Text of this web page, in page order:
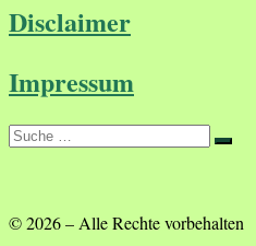
Disclaimer
Impressum
Suche
Suche
© 2026– Alle Rechte vorbehalten